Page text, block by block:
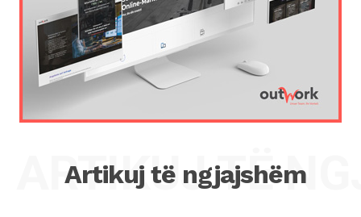
Artikuj të ngjajshëm
ARTIKUJ TË